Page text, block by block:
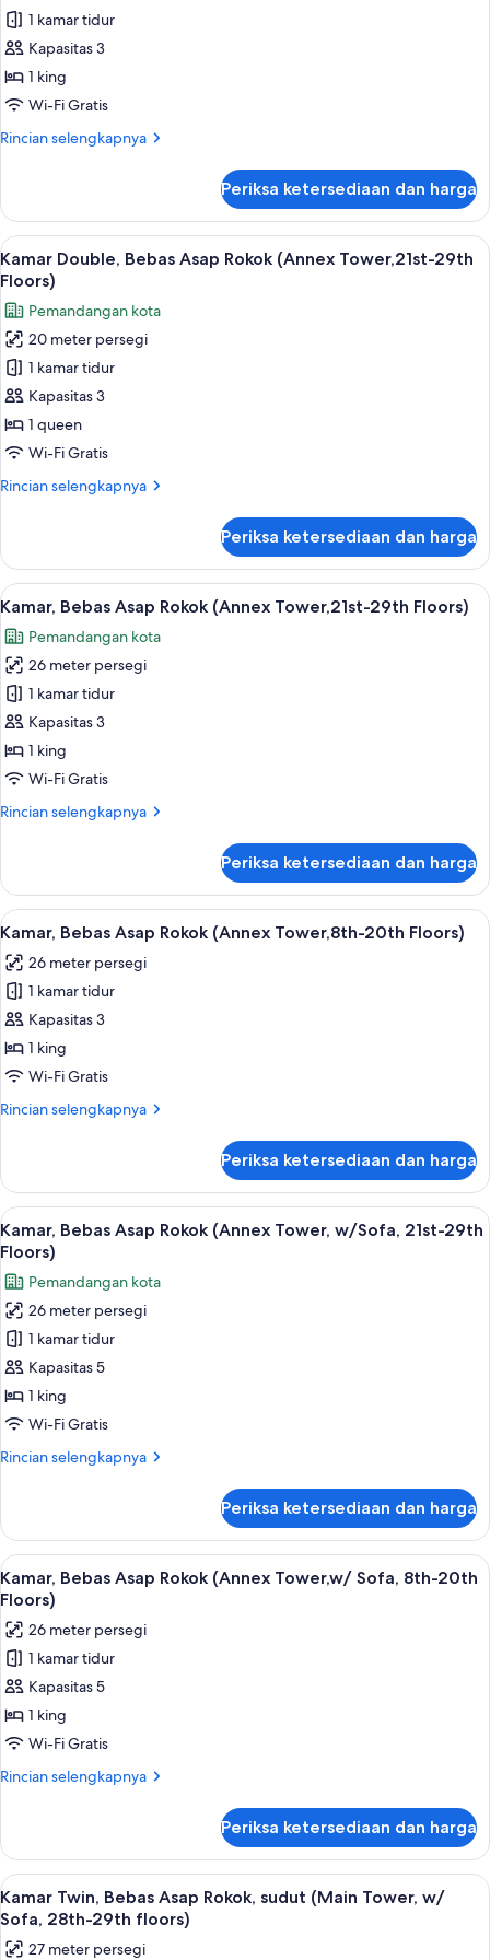
floors,
Millen)
Bebas
Asap
Rokok
(Annex
32nd
1 kamar tidur
Kapasitas 3
1 king
Wi-Fi Gratis
Rincian selengkapnya
Rincian
Kamar,
Bebas
Asap
Rokok
Tower,30th-
32nd
floors,
Millen)
Periksa ketersediaan dan harga
Lihat
semua
foto
untuk
Kamar
Double,
Bebas
Asap
Rokok
Tower,21st-
Kamar Double, Bebas Asap Rokok
8
Kamar Double, Bebas Asap Rokok (Annex Tower,21st-29th
Floors)
Pemandangan kota
20 meter persegi
1 kamar tidur
Kapasitas 3
1 queen
Wi-Fi Gratis
Rincian selengkapnya
Rincian
Kamar
Double,
Bebas
Rokok
(Annex
Tower,21st-
29th
Floors)
Periksa ketersediaan dan harga
Lihat
semua
foto
untuk
Kamar,
Bebas
Asap
Rokok
Tower,21st-
Kamar, Bebas Asap Rokok (Annex
9
Kamar, Bebas Asap Rokok (Annex Tower,21st-29th Floors)
Pemandangan kota
26 meter persegi
1 kamar tidur
Kapasitas 3
1 king
Wi-Fi Gratis
Rincian selengkapnya
Rincian
Kamar,
Bebas
Asap
(Annex
Tower,21st-
29th
Floors)
Periksa ketersediaan dan harga
Lihat
semua
foto
untuk
Kamar,
Bebas
Asap
(Annex
Floors)
Kamar, Bebas Asap Rokok (Annex
9
Kamar, Bebas Asap Rokok (Annex Tower,8th-20th Floors)
26 meter persegi
1 kamar tidur
Kapasitas 3
1 king
Wi-Fi Gratis
Rincian selengkapnya
Rincian
Kamar,
Bebas
Asap
Rokok
Tower,8th-
20th
Floors)
Periksa ketersediaan dan harga
Lihat
semua
foto
untuk
Kamar,
Bebas
Asap
Rokok
(Annex
w/Sofa,
Floors)
Kamar, Bebas Asap Rokok (Annex
8
Kamar, Bebas Asap Rokok (Annex Tower, w/Sofa, 21st-29th
Floors)
Pemandangan kota
26 meter persegi
1 kamar tidur
Kapasitas 5
1 king
Wi-Fi Gratis
Rincian selengkapnya
Rincian
Kamar,
Bebas
Asap
Rokok
Tower,
w/Sofa,
21st-
29th
Floors)
Periksa ketersediaan dan harga
Lihat
semua
foto
untuk
Kamar,
Bebas
Asap
Rokok
(Annex
Tower,w/
8th-
20th
Floors)
Kamar, Bebas Asap Rokok (Annex
8
Kamar, Bebas Asap Rokok (Annex Tower,w/ Sofa, 8th-20th
Floors)
26 meter persegi
1 kamar tidur
Kapasitas 5
1 king
Wi-Fi Gratis
Rincian selengkapnya
Rincian
Kamar,
Bebas
Asap
Rokok
(Annex
Tower,w/
Periksa ketersediaan dan harga
Lihat
semua
foto
Brankas, ruang kerja ramah laptop,
9
Kamar Twin, Bebas Asap Rokok, sudut (Main Tower, w/
Sofa, 28th-29th floors)
27 meter persegi